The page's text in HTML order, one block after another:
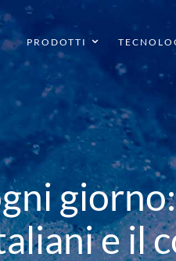
PRODOTTI
calda
da bere
acqua
e il